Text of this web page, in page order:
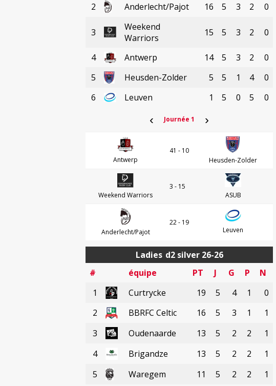
2
Anderlecht/Pajot 16 5 3 2 0
3
Weekend
Warriors
15 5 3 2 0
4 Antwerp 14 5 3 2
0
5
Heusden-Zolder 5 5 1 4
0
6
Leuven 1 5 0 5 0
‹ Journée 1 ›
Antwerp
41 - 10
Heusden-Zolder
Weekend Warriors
3 - 15
ASUB
Anderlecht/Pajot
22 - 19
Leuven
Ladies d2 silver 26-26
#
équipe PT J G P
N
1
Curtrycke 19 5 4 1
0
2
BBRFC Celtic 16 5 3 1
1
3
Oudenaarde 13 5 2 2
1
4
Brigandze 13 5 2 2
1
5
Waregem 11 5 2 2 1